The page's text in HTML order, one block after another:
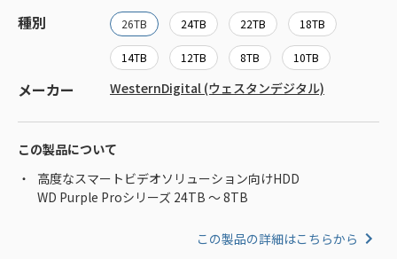
種別 26TB 24TB 22TB 18TB
14TB 12TB 8TB 10TB
メーカー WesternDigital (ウェスタンデジタル)
この製品について
高度なスマートビデオソリューション向けHDD
WD Purple Proシリーズ 24TB ～ 8TB
この製品の詳細はこちらから